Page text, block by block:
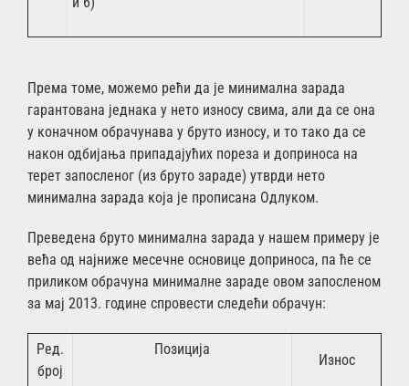
Према томе, можемо рећи да је минимална зарада
гарантована једнака у нето износу свима, али да се она
у коначном обрачунава у бруто износу, и то тако да се
након одбијања припадајућих пореза и доприноса на
терет запосленог (из бруто зараде) утврди нето
минимална зарада која је прописана Одлуком.
Преведена бруто минимална зарада у нашем примеру је
већа од најниже месечне основице доприноса, па ће се
приликом обрачуна минималне зараде овом запосленом
за мај 2013. године спровести следећи обрачун:
Ред.
број
Позиција
Износ